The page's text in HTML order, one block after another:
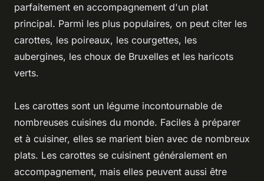
parfaitement en accompagnement d'un plat
principal. Parmi les plus populaires, on peut citer les
carottes, les poireaux, les courgettes, les
aubergines, les choux de Bruxelles et les haricots
verts.
Les carottes sont un légume incontournable de
nombreuses cuisines du monde. Faciles à préparer
et à cuisiner, elles se marient bien avec de nombreux
plats. Les carottes se cuisinent généralement en
accompagnement, mais elles peuvent aussi être